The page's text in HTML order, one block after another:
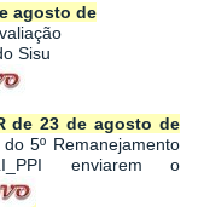
agosto de
Sisu
de 23 de agosto de
5º Remanejamento
enviarem o